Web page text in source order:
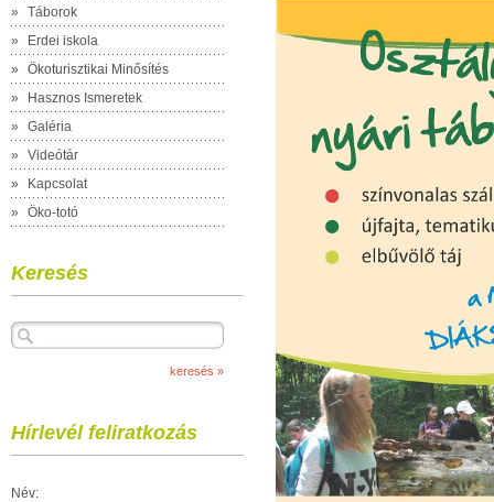
»
Táborok
»
Erdei iskola
»
Ökoturisztikai Minősítés
»
Hasznos Ismeretek
»
Galéria
»
Videótár
»
Kapcsolat
»
Öko-totó
Keresés
Hírlevél feliratkozás
Név: